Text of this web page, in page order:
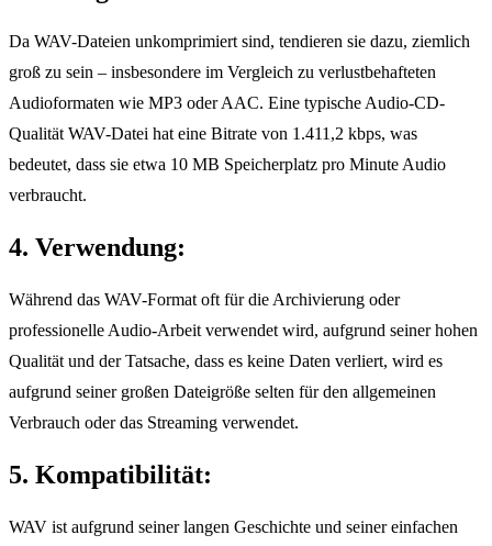
Da WAV-Dateien unkomprimiert sind, tendieren sie dazu, ziemlich
groß zu sein – insbesondere im Vergleich zu verlustbehafteten
Audioformaten wie MP3 oder AAC. Eine typische Audio-CD-
Qualität WAV-Datei hat eine Bitrate von 1.411,2 kbps, was
bedeutet, dass sie etwa 10 MB Speicherplatz pro Minute Audio
verbraucht.
4. Verwendung:
Während das WAV-Format oft für die Archivierung oder
professionelle Audio-Arbeit verwendet wird, aufgrund seiner hohen
Qualität und der Tatsache, dass es keine Daten verliert, wird es
aufgrund seiner großen Dateigröße selten für den allgemeinen
Verbrauch oder das Streaming verwendet.
5. Kompatibilität:
WAV ist aufgrund seiner langen Geschichte und seiner einfachen